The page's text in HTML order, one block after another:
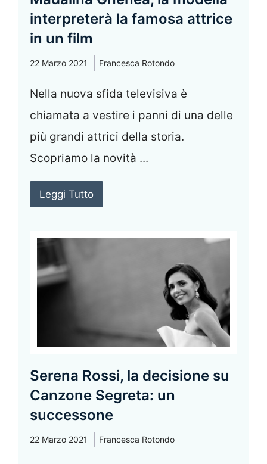
interpreterà la famosa attrice
in un film
22 Marzo 2021 Francesca Rotondo
Nella nuova sfida televisiva è
chiamata a vestire i panni di una delle
più grandi attrici della storia.
Scopriamo la novità ...
Leggi Tutto
Serena Rossi, la decisione su
Canzone Segreta: un
successone
22 Marzo 2021 Francesca Rotondo